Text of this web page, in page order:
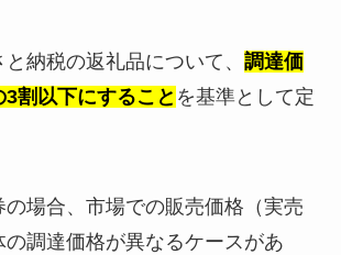
納税の返礼品について、 調達価
割以下にすること を基準として定
の場合、市場での販売価格（実売
調達価格が異なるケースがあ